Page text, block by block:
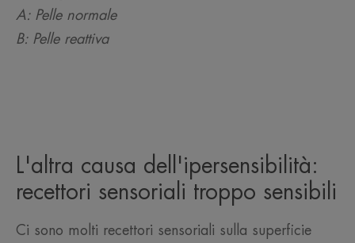
A: Pelle normale
B: Pelle reattiva
L'altra causa dell'ipersensibilità:
recettori sensoriali troppo sensibili
Ci sono molti recettori sensoriali sulla superficie